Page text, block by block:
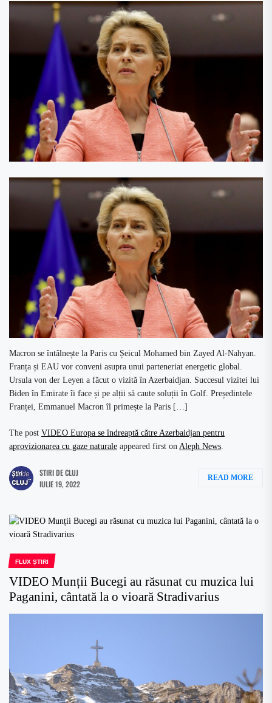
Macron se întâlnește la Paris cu Șeicul Mohamed bin Zayed Al-Nahyan.
Franța și EAU vor conveni asupra unui parteneriat energetic global.
Ursula von der Leyen a făcut o vizită în Azerbaidjan. Succesul vizitei lui
Biden în Emirate îi face și pe alții să caute soluții în Golf. Președintele
Franței, Emmanuel Macron îl primește la Paris […]
The post VIDEO Europa se îndreaptă către Azerbaidjan pentru
aprovizionarea cu gaze naturale appeared first on Aleph News
STIRI DE CLUJ
IULIE 19, 2022
READ MORE
FLUX ȘTIRI
VIDEO Munții Bucegi au răsunat cu muzica lui
Paganini, cântată la o vioară Stradivarius